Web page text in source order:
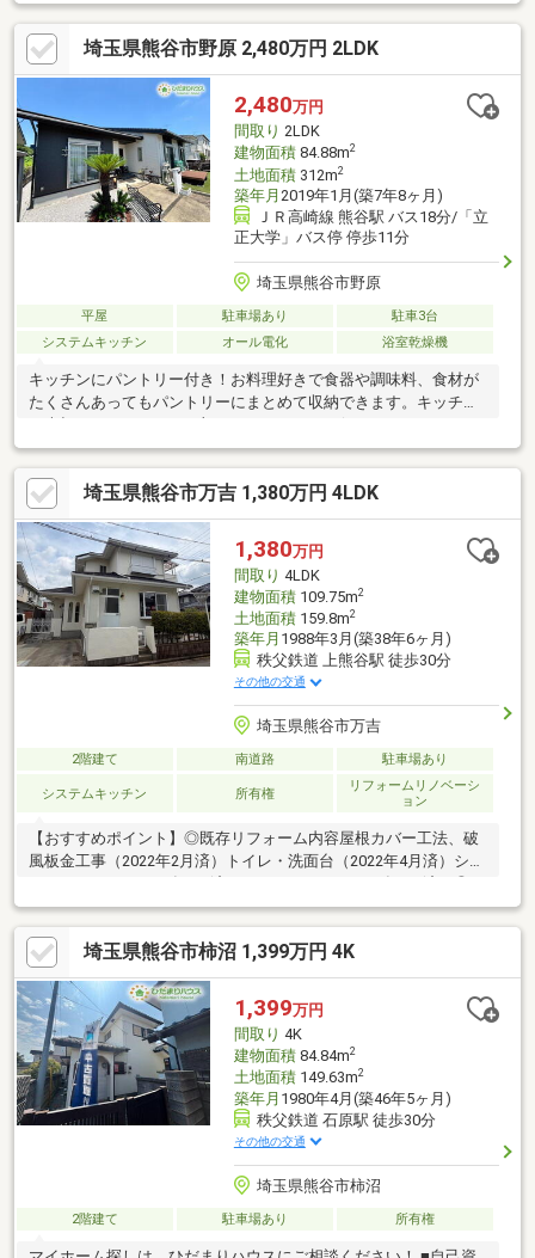
【その他】防蟻施工（５年間保証）●おすすめポイント・駐車ス
ペース 普通車で並列３台・リビング約21.5帖・2012年築の角地
●周辺施設・セブン-イレブン 熊谷第２北大通り店様まで約
400m（徒歩5分）・ヤオコー 熊谷箱田店様まで約900m（徒歩12
分）・熊谷市立石原小学校まで約650m（徒歩9分）・熊谷市立
埼玉県熊谷市野原 2,480万円 2LDK
2,480万円
間取り 2LDK
建物面積84.88m2
土地面積312m2
築年月 2019年1月(築7年8ヶ月)
ＪＲ高崎線 熊谷駅 バス18分/「立
正大学」バス停 停歩11分
埼玉県熊谷市野原
平屋 駐車場あり
駐車3台
システムキッチン
オール電化 浴室乾燥機
キッチンにパントリー付き！お料理好きで食器や調味料、食材が
たくさんあってもパントリーにまとめて収納できます。キッチン
イホーム探しは、ひだまりハウスにご相談ください！ ■自己資金
￥０からの住宅購入できます! ■他社様でご紹介されている物件も
一緒にご提案できます。■インターネット非公開の物件もご紹介
可能です。 ■ご希望の方にはメールでのやりとりだけで大丈夫で
す。 ■お忙しいときは現地待合せ＆現地解散できます。 ■平日の
ご見学希望大歓迎です! ■住宅ローンアドバイザーが銀行手続きを
お手伝い致します。
埼玉県熊谷市万吉 1,380万円 4LDK
1,380万円
間取り 4LDK
建物面積109.75m2
土地面積159.8m2
築年月 1988年3月(築38年6ヶ月)
秩父鉄道 上熊谷駅 徒歩30分
その他の交通
埼玉県熊谷市万吉
2階建て 南道路 駐車場あり
システムキッチン 所有権
リフォームリノベーシ
ョン
【おすすめポイント】◎既存リフォーム内容屋根カバー工法、破
風板金工事（2022年2月済）トイレ・洗面台（2022年4月済）シス
フォーム内容（2026年3月完了予定）屋根・外壁塗装、天井・壁
クロス、洗浄便座交換畳表替え、天井塗装、外構工事、ハウスク
リーニング◎南向きお庭ガーデニングや洗濯物などもしっかり乾
きます◎■【0120-82-3388】へお気軽にお問い合わせください
■■【ララハウス 太田】で検索♪ 最新情報を毎日更新中で
す！ 弊社ホームページをご利用くださいませ☆☆
埼玉県熊谷市柿沼 1,399万円 4K
1,399万円
間取り 4K
建物面積84.84m2
土地面積149.63m2
築年月 1980年4月(築46年5ヶ月)
秩父鉄道 石原駅 徒歩30分
その他の交通
埼玉県熊谷市柿沼
2階建て 駐車場あり 所有権